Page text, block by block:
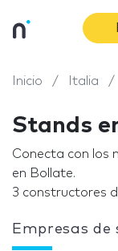
Inicio Italia
Stands
Conecta con los
en Bollate.
3 constructores
Empresas